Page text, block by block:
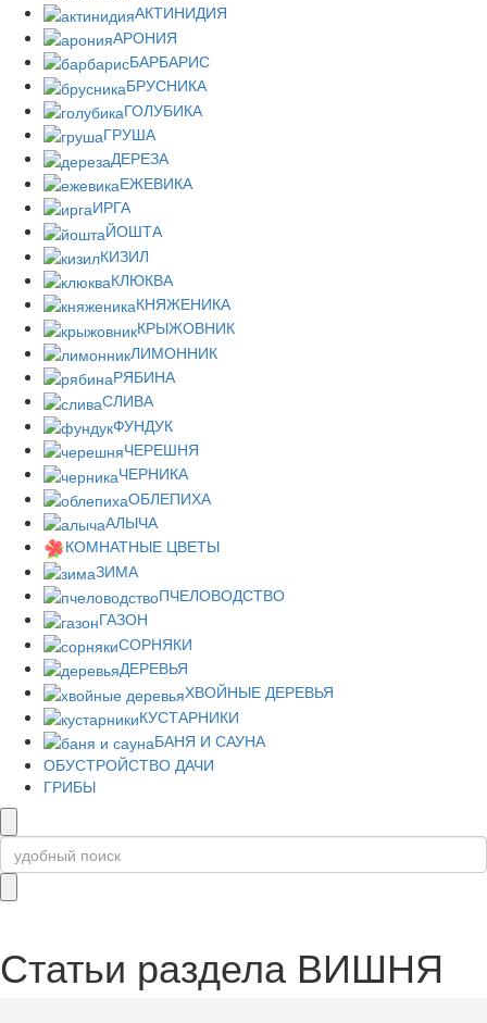
АКТИНИДИЯ
АРОНИЯ
БАРБАРИС
БРУСНИКА
ГОЛУБИКА
ГРУША
ДЕРЕЗА
ЕЖЕВИКА
ИРГА
ЙОШТА
КИЗИЛ
КЛЮКВА
КНЯЖЕНИКА
КРЫЖОВНИК
ЛИМОННИК
РЯБИНА
СЛИВА
ФУНДУК
ЧЕРЕШНЯ
ЧЕРНИКА
ОБЛЕПИХА
АЛЫЧА
КОМНАТНЫЕ ЦВЕТЫ
ЗИМА
ПЧЕЛОВОДСТВО
ГАЗОН
СОРНЯКИ
ДЕРЕВЬЯ
ХВОЙНЫЕ ДЕРЕВЬЯ
КУСТАРНИКИ
БАНЯ И САУНА
ОБУСТРОЙСТВО ДАЧИ
ГРИБЫ
Статьи раздела ВИШНЯ